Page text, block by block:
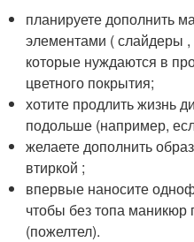
планируете дополнить
элементами ( слайдеры
которые нуждаются в
цветного покрытия;
хотите продлить жизнь
подольше (например,
желаете дополнить
втиркой ;
впервые наносите
чтобы без топа маникюр
(пожелтел).